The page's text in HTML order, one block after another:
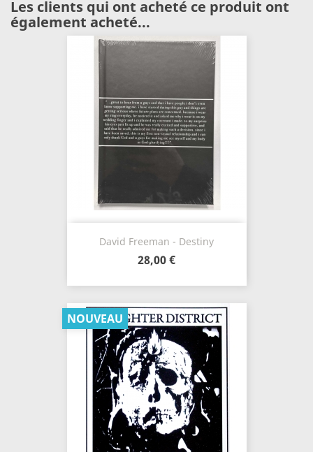
Les clients qui ont acheté ce produit ont
également acheté...
David Freeman - Destiny
28,00 €
NOUVEAU